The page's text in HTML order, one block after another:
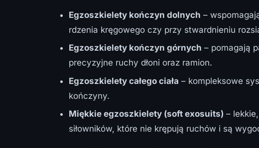
Egzoszkielety kończyn dolnych –
rdzenia kręgowego czy przy stwardnieniu
Egzoszkielety kończyn górnych – pomagają
precyzyjne ruchy dłoni oraz ramion.
Egzoszkielety całego ciała – kompleksowe
kończyny.
Miękkie egzoszkielety (soft exosuits) –
siłowników, które nie krępują ruchów i są